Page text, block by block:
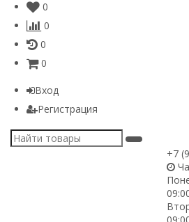
0
0
0
0
Вход
Регистрация
+7